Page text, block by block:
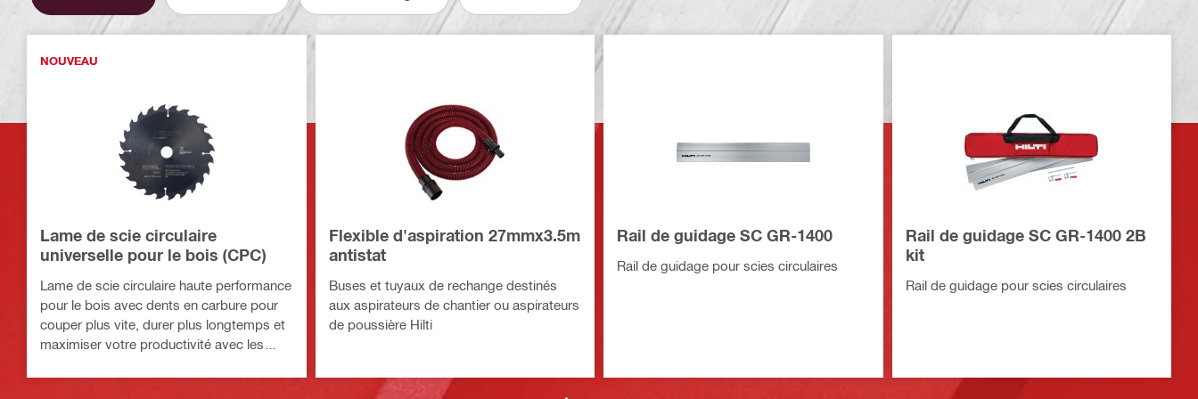
NOUVEAU
Lame de scie circulaire
universelle pour le bois (CPC)
Lame de scie circulaire haute performance
pour le bois avec dents en carbure pour
couper plus vite, durer plus longtemps et
maximiser votre productivité avec les
Flexible d'aspiration 27mmx3.5m
antistat
Buses et tuyaux de rechange destinés
aux aspirateurs de chantier ou aspirateurs
de poussière Hilti
Rail de guidage SC GR-1400
Rail de guidage pour scies circulaires
Rail de guidage SC GR-1400 2B
kit
Rail de guidage pour scies circulaires